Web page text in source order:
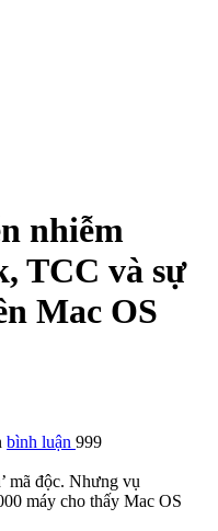
nhiễm
TCC và sự
Mac OS
bình luận 999
mã độc. Nhưng vụ
máy cho thấy Mac OS